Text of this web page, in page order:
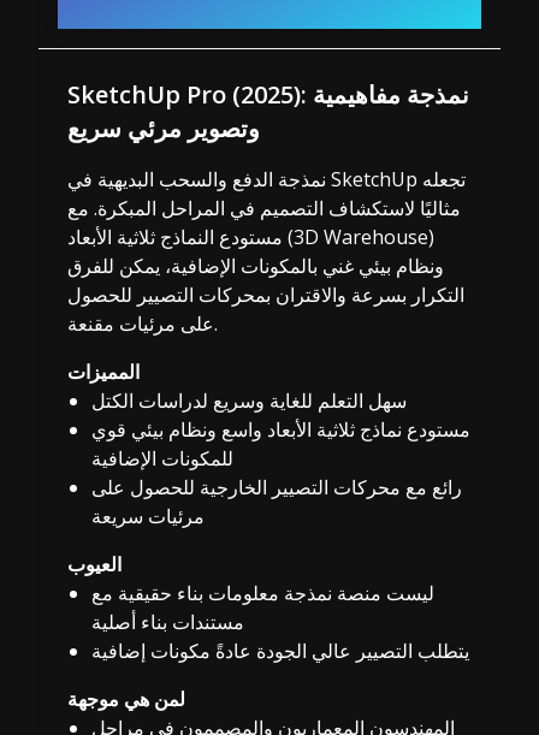
SketchUp Pro (2025): نمذجة مفاهيمية
وتصوير مرئي سريع
نمذجة الدفع والسحب البديهية في SketchUp تجعله
مثاليًا لاستكشاف التصميم في المراحل المبكرة. مع
مستودع النماذج ثلاثية الأبعاد (3D Warehouse)
ونظام بيئي غني بالمكونات الإضافية، يمكن للفرق
التكرار بسرعة والاقتران بمحركات التصيير للحصول
على مرئيات مقنعة.
المميزات
سهل التعلم للغاية وسريع لدراسات الكتل
مستودع نماذج ثلاثية الأبعاد واسع ونظام بيئي قوي
للمكونات الإضافية
رائع مع محركات التصيير الخارجية للحصول على
مرئيات سريعة
العيوب
ليست منصة نمذجة معلومات بناء حقيقية مع
مستندات بناء أصلية
يتطلب التصيير عالي الجودة عادةً مكونات إضافية
لمن هي موجهة
المهندسون المعماريون والمصممون في مراحل